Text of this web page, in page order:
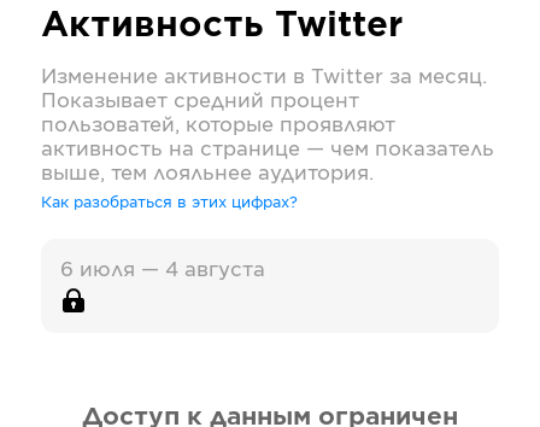
Активность Twitter
Изменение активности в Twitter за месяц.
Показывает средний процент
пользоватей, которые проявляют
активность на странице — чем показатель
выше, тем лояльнее аудитория.
Как разобраться в этих цифрах?
6 июля — 4 августа
Доступ к данным ограничен